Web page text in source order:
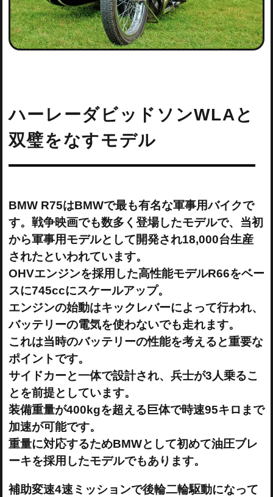
ハーレーダビッドソンWLAと
双璧をなすモデル
BMW R75はBMWで最も有名な軍事用バイクで
す。戦争映画でも数多く登場したモデルで、当初
から軍事用モデルとして開発され18,000台生産
されたといわれています。
OHVエンジンを採用した高性能モデルR66をベー
スに745ccにスケールアップ。
エンジンの始動はキックレバーによって行われ、
バッテリーの電気を使わないでも走れます。
これは当時のバッテリーの性能を考えると重要な
ポイントです。
サイドカーと一体で設計され、兵士が3人乗るこ
とを前提としています。
装備重量が400kgを超える巨体で時速95キロまで
加速が可能です。
重量に対応するためBMWとして初めて油圧ブレ
ーキを採用したモデルでもあります。
補助変速4速ミッションで後輪二輪駆動になって